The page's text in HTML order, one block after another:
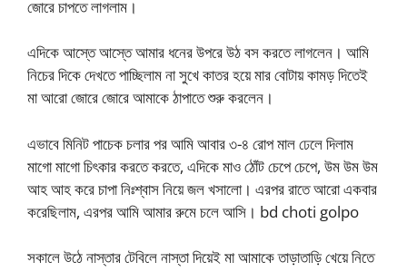
জোরে চাপতে লাগলাম।
এদিকে আস্তে আস্তে আমার ধনের উপরে উঠ বস করতে লাগলেন। আমি
নিচের দিকে দেখতে পাচ্ছিলাম না সুখে কাতর হয়ে মার বোটায় কামড় দিতেই
মা আরো জোরে জোরে আমাকে ঠাপাতে শুরু করলেন।
এভাবে মিনিট পাচেক চলার পর আমি আবার ৩-৪ রোপ মাল ঢেলে দিলাম
মাগো মাগো চিৎকার করতে করতে, এদিকে মাও ঠোঁট চেপে চেপে, উম উম উম
আহ আহ করে চাপা নিঃশ্বাস নিয়ে জল খসালো। এরপর রাতে আরো একবার
করেছিলাম, এরপর আমি আমার রুমে চলে আসি। bd choti golpo
সকালে উঠে নাস্তার টেবিলে নাস্তা দিয়েই মা আমাকে তাড়াতাড়ি খেয়ে নিতে